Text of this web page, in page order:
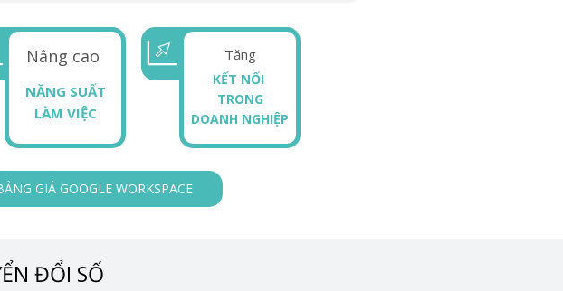
GIÁ GOOGLE WORKSPACE
NĂNG SUẤT
LÀM VIỆC
Nâng cao Tăng
KẾT NỐI
TRONG
DOANH NGHIỆP
ĐỔI SỐ